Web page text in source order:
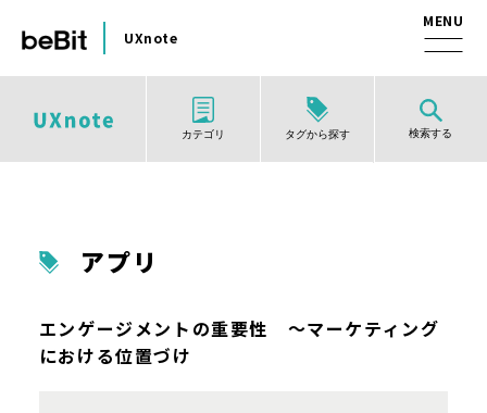
UXnote
カテゴリ タグから探す 検索する
アプリ
エンゲージメントの重要性 ～マーケティング
における位置づけ